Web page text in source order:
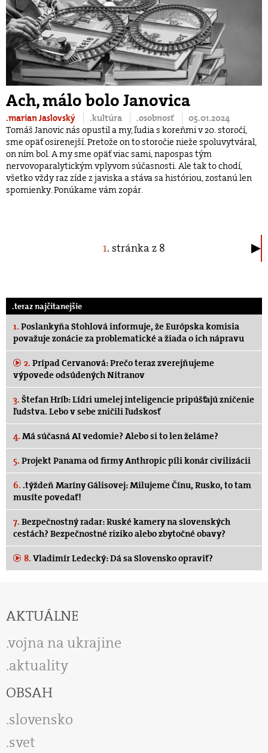
Ach, málo bolo Janovica
.marian Jaslovský .kultúra .osobnosť
05.01.2024
Tomáš Janovic nás opustil a my, ľudia s koreňmi v 20. storočí,
sme opäť osirenejší. Pretože on to storočie nieže spoluvytváral,
on ním bol. A my sme opäť viac sami, napospas tým
nervovoparalytickým vplyvom súčasnosti. Ale tak to chodí,
všetko vždy raz zíde z javiska a stáva sa históriou, zostanú len
spomienky. Ponúkame vám zopár.
1. stránka z 8
.teraz najčítanejšie
1. Poslankyňa Stohlová informuje, že Európska komisia
považuje zonácie za problematické a žiada o ich nápravu
2. Prípad Cervanová: Prečo teraz zverejňujeme
výpovede odsúdených Nitranov
3. Štefan Hríb: Lídri umelej inteligencie pripúšťajú zničenie
ľudstva. Lebo v sebe zničili ľudskosť
4. Má súčasná AI vedomie? Alebo si to len želáme?
5. Projekt Panama od firmy Anthropic píli konár civilizácii
6. .týždeň Maríny Gálisovej: Milujeme Čínu, Rusko, to tam
musíte povedať!
7. Bezpečnostný radar: Ruské kamery na slovenských
cestách? Bezpečnostné riziko alebo zbytočné obavy?
8. Vladimír Ledecký: Dá sa Slovensko opraviť?
AKTUÁLNE
vojna na ukrajine
aktuality
OBSAH
slovensko
svet